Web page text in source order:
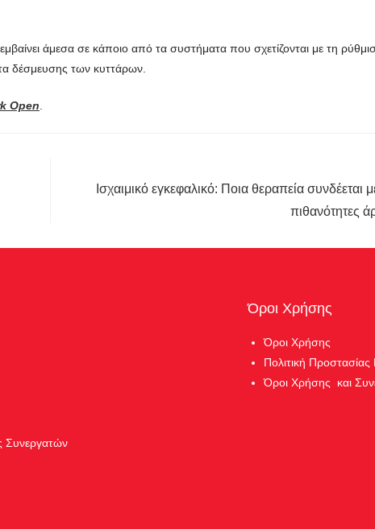
άμεσα σε κάποιο από τα συστήματα που σχετίζονται με τη
δέσμευσης των κυττάρων.
Open.
Ισχαιμικό εγκεφαλικό: Ποια θεραπεία συνδέεται
πιθανότητες
Συνεργατών
Όροι Χρήσης
Όροι Χρήσης
Πολιτική
Όροι Χρήσης και